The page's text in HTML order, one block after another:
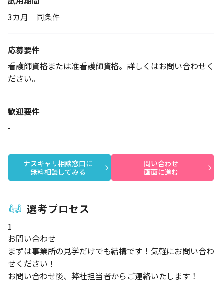
3カ月 同条件
応募要件
看護師資格または准看護師資格。詳しくはお問い合わせく
ださい。
歓迎要件
-
ナスキャリ相談窓口に
無料相談してみる
問い合わせ
画面に進む
選考プロセス
1
お問い合わせ
まずは事業所の見学だけでも結構です！気軽にお問い合わ
せください！
お問い合わせ後、弊社担当者からご連絡いたします！